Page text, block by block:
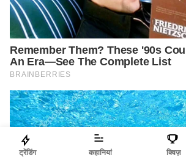
ट्रेंडिंग कहानियां क्विज़